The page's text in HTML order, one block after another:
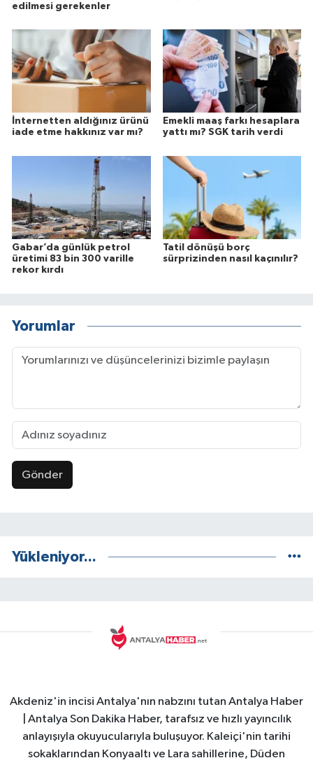
edilmesi gerekenler
İnternetten aldığınız ürünü
iade etme hakkınız var mı?
Emekli maaş farkı hesaplara
yattı mı? SGK tarih verdi
Gabar’da günlük petrol
üretimi 83 bin 300 varille
rekor kırdı
Tatil dönüşü borç
sürprizinden nasıl kaçınılır?
Yorumlar
Gönder
Yükleniyor...
Akdeniz'in incisi Antalya'nın nabzını tutan Antalya Haber
| Antalya Son Dakika Haber, tarafsız ve hızlı yayıncılık
anlayışıyla okuyucularıyla buluşuyor. Kaleiçi'nin tarihi
sokaklarından Konyaaltı ve Lara sahillerine, Düden